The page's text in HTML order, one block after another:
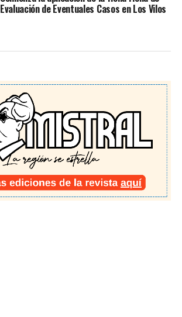
Evaluación de Eventuales Casos en Los Vilos